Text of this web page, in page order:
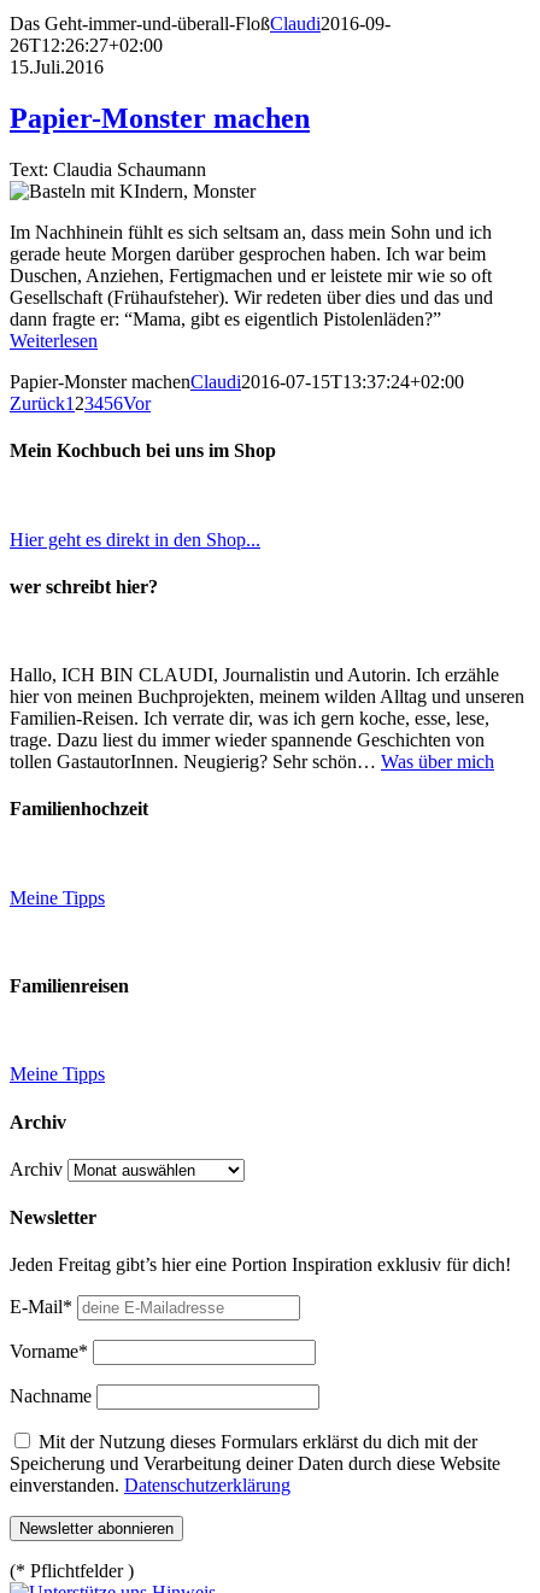
Das Geht-immer-und-überall-FloßClaudi2016-09-
26T12:26:27+02:00
15.Juli.2016
Papier-Monster machen
Text: Claudia Schaumann
Im Nachhinein fühlt es sich seltsam an, dass mein Sohn und ich
gerade heute Morgen darüber gesprochen haben. Ich war beim
Duschen, Anziehen, Fertigmachen und er leistete mir wie so oft
Gesellschaft (Frühaufsteher). Wir redeten über dies und das und
dann fragte er: “Mama, gibt es eigentlich Pistolenläden?”
Weiterlesen
Papier-Monster machenClaudi2016-07-15T13:37:24+02:00
Zurück1 23456Vor
Mein Kochbuch bei uns im Shop
Hier geht es direkt in den Shop...
wer schreibt hier?
Hallo, ICH BIN CLAUDI, Journalistin und Autorin. Ich erzähle
hier von meinen Buchprojekten, meinem wilden Alltag und unseren
Familien-Reisen. Ich verrate dir, was ich gern koche, esse, lese,
trage. Dazu liest du immer wieder spannende Geschichten von
tollen GastautorInnen. Neugierig? Sehr schön… Was über mich
Familienhochzeit
Meine Tipps
Familienreisen
Meine Tipps
Archiv
Archiv
Newsletter
Jeden Freitag gibt’s hier eine Portion Inspiration exklusiv für dich!
E-Mail*
Vorname*
Nachname
Mit der Nutzung dieses Formulars erklärst du dich mit der
Speicherung und Verarbeitung deiner Daten durch diese Website
einverstanden. Datenschutzerklärung
(* Pflichtfelder )